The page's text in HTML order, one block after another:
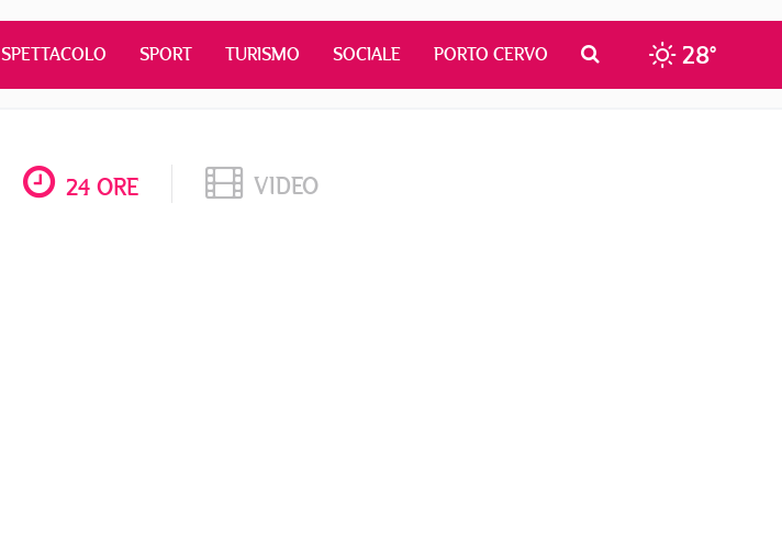
SPORT TURISMO SOCIALE PORTO CERVO 28°
24 ORE VIDEO